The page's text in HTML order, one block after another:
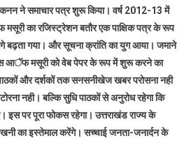
ने समाचार पत्र शुरू किया। वर्ष 2012-13 में
मसूरी का रजिस्ट्रेशन बतौर एक पाक्षिक पत्र के रूप
बढ़ता गया। और सूचना क्रांति का युग आया। जमाने
आॅफ मसूरी को वेब पेपर के रूप में शुरू करने का
और दर्शकों तक सनसनीखेज खबर परोसना नही
नही। बल्कि सुधि पाठकों से अनुरोध रहेगा कि
इस पर पूरा फोकस रहेगा। उत्तराखंड राज्य के
का इस्तेमाल करेंगे। सच्चाई जनता-जनार्दन के